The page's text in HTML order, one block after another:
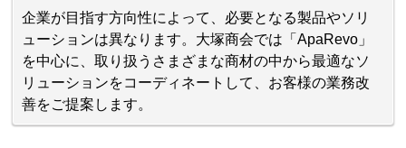
企業が目指す方向性によって、必要となる製品やソリ
ューションは異なります。大塚商会では「ApaRevo」
を中心に、取り扱うさまざまな商材の中から最適なソ
リューションをコーディネートして、お客様の業務改
善をご提案します。